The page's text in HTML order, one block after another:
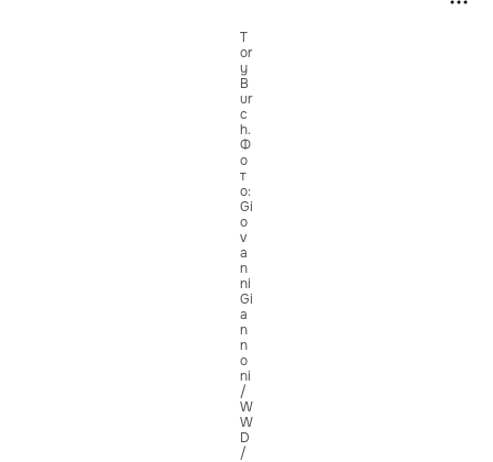
T
or
y
B
ur
c
h.
Ф
о
т
о:
Gi
o
v
a
n
ni
Gi
a
n
n
o
ni
/
W
W
D
/